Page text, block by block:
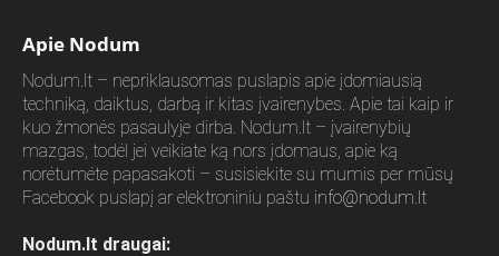
Apie Nodum
Nodum.lt – nepriklausomas puslapis apie įdomiausią
techniką, daiktus, darbą ir kitas įvairenybes. Apie tai kaip ir
kuo žmonės pasaulyje dirba. Nodum.lt – įvairenybių
mazgas, todėl jei veikiate ką nors įdomaus, apie ką
norėtumėte papasakoti – susisiekite su mumis per mūsų
Facebook puslapį ar elektroniniu paštu info@nodum.lt
Nodum.lt draugai: